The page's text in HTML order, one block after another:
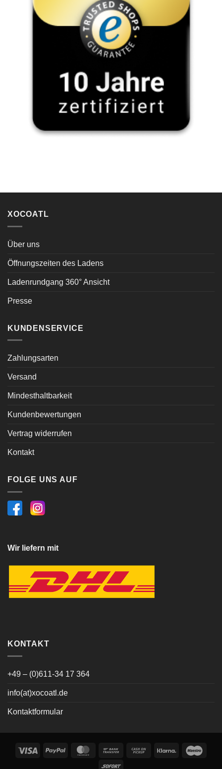
XOCOATL
Über uns
Öffnungszeiten des Ladens
Ladenrundgang 360° Ansicht
Presse
KUNDENSERVICE
Zahlungsarten
Versand
Mindesthaltbarkeit
Kundenbewertungen
Vertrag widerrufen
Kontakt
FOLGE UNS AUF
Wir liefern mit
KONTAKT
+49 – (0)611-34 17 364
info(at)xocoatl.de
Kontaktformular
Visa PayPal MasterCardBank
Cash
Klarna
Sofort